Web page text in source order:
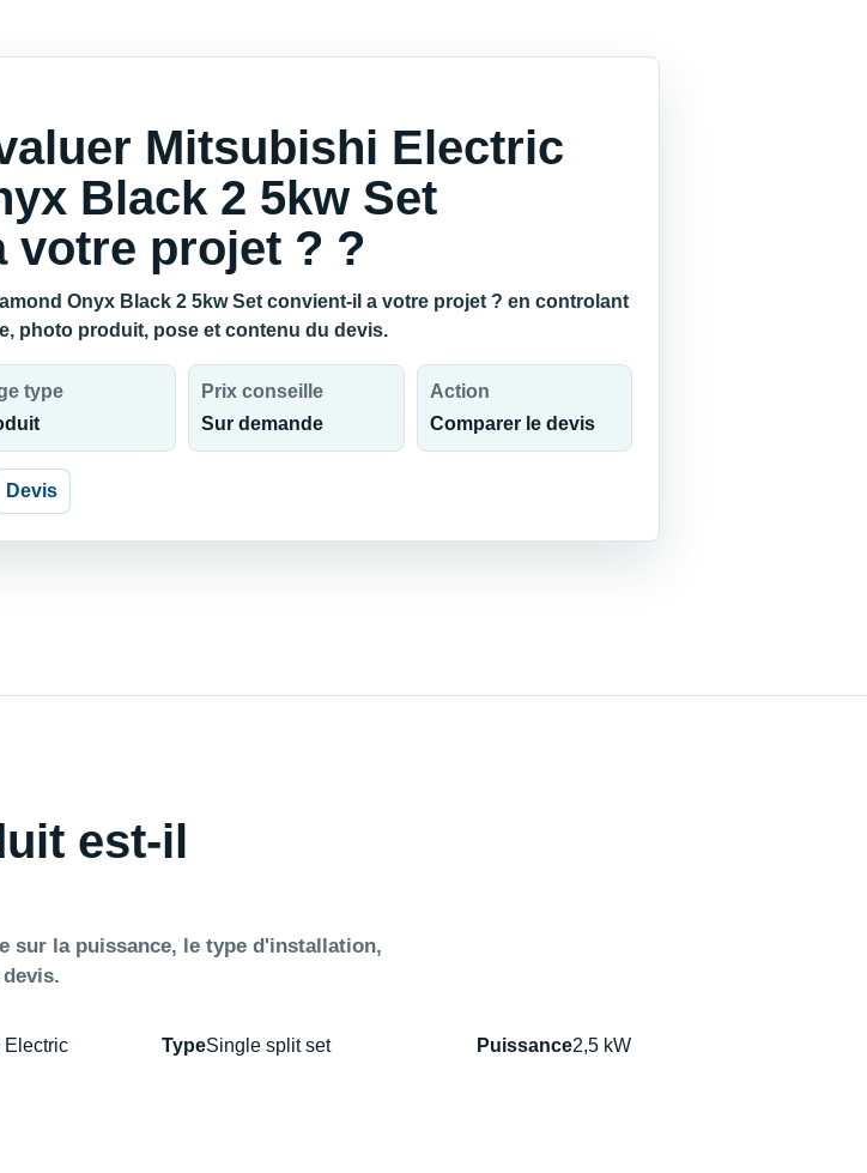
Mitsubishi Electric
Black 2 5kw Set
votre projet ? ?
Onyx Black 2 5kw Set convient-il a votre projet ? en controlant
photo produit, pose et contenu du devis.
type
Prix conseille
Sur demande
Action
Comparer le devis
Devis
est-il
sur la puissance, le type d'installation,
Electric TypeSingle split set Puissance2,5 kW